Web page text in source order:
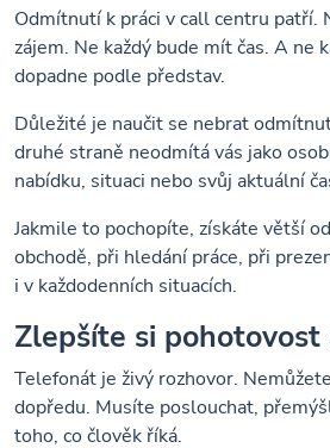
Odmítnutí k práci v call centru patří.
zájem. Ne každý bude mít čas. A ne
dopadne podle představ.
Důležité je naučit se nebrat
druhé straně neodmítá vás jako
nabídku, situaci nebo svůj aktuální
Jakmile to pochopíte, získáte větší
obchodě, při hledání práce, při
i v každodenních situacích.
Zlepšíte si pohotovost
Telefonát je živý rozhovor.
dopředu. Musíte poslouchat,
toho, co člověk říká.